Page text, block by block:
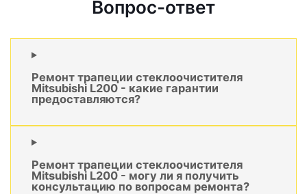
Вопрос-ответ
Ремонт трапеции стеклоочистителя
Mitsubishi L200 - какие гарантии
предоставляются?
Ремонт трапеции стеклоочистителя
Mitsubishi L200 - могу ли я получить
консультацию по вопросам ремонта?